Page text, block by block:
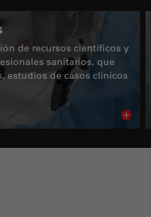
de recursos científicos y
sanitarios, que
estudios de casos clínicos